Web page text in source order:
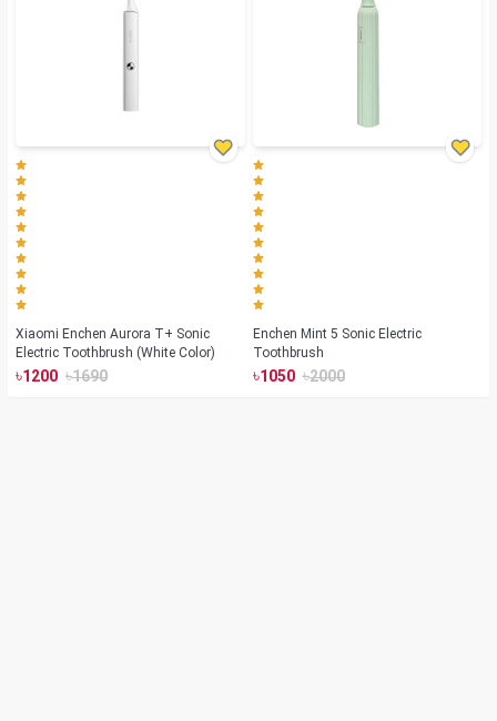
Xiaomi Enchen Aurora T+ Sonic
Electric Toothbrush (White Color)
৳1200 ৳1690
Enchen Mint 5 Sonic Electric
Toothbrush
৳1050 ৳2000